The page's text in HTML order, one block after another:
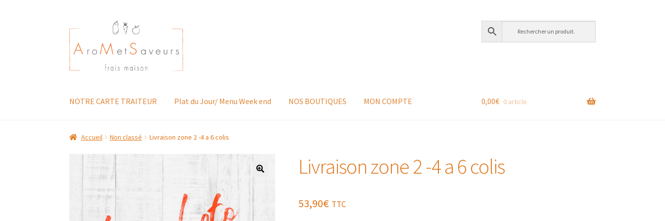
Aller
à
la
navigation
Aller
au
contenu
NOTRE CARTE TRAITEUR Plat du Jour/ Menu Week end NOS BOUTIQUES MON COMPTE 0,00€ 0 article
Accueil Non classé Livraison zone 2 -4 a 6 colis
Livraison zone 2 -4 a 6 colis
53,90€ TTC